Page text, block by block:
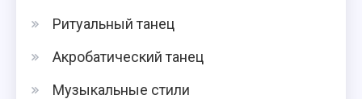
Ритуальный танец
Акробатический танец
Музыкальные стили